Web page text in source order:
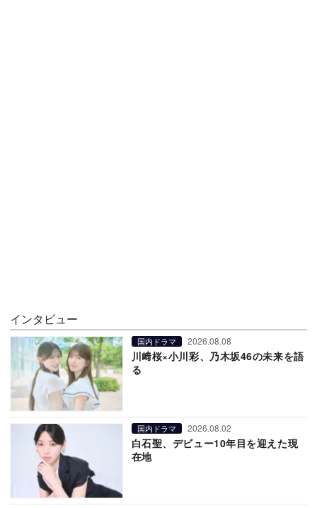
インタビュー
国内ドラマ 2026.08.08
川﨑桜×小川彩、乃木坂46の未来を語
る
国内ドラマ 2026.08.02
白石聖、デビュー10年目を迎えた現
在地